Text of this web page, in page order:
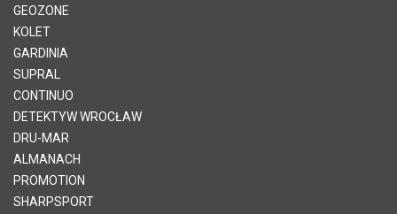
GEOZONE
KOLET
GARDINIA
SUPRAL
CONTINUO
DETEKTYW WROCŁAW
DRU-MAR
ALMANACH
PROMOTION
SHARPSPORT